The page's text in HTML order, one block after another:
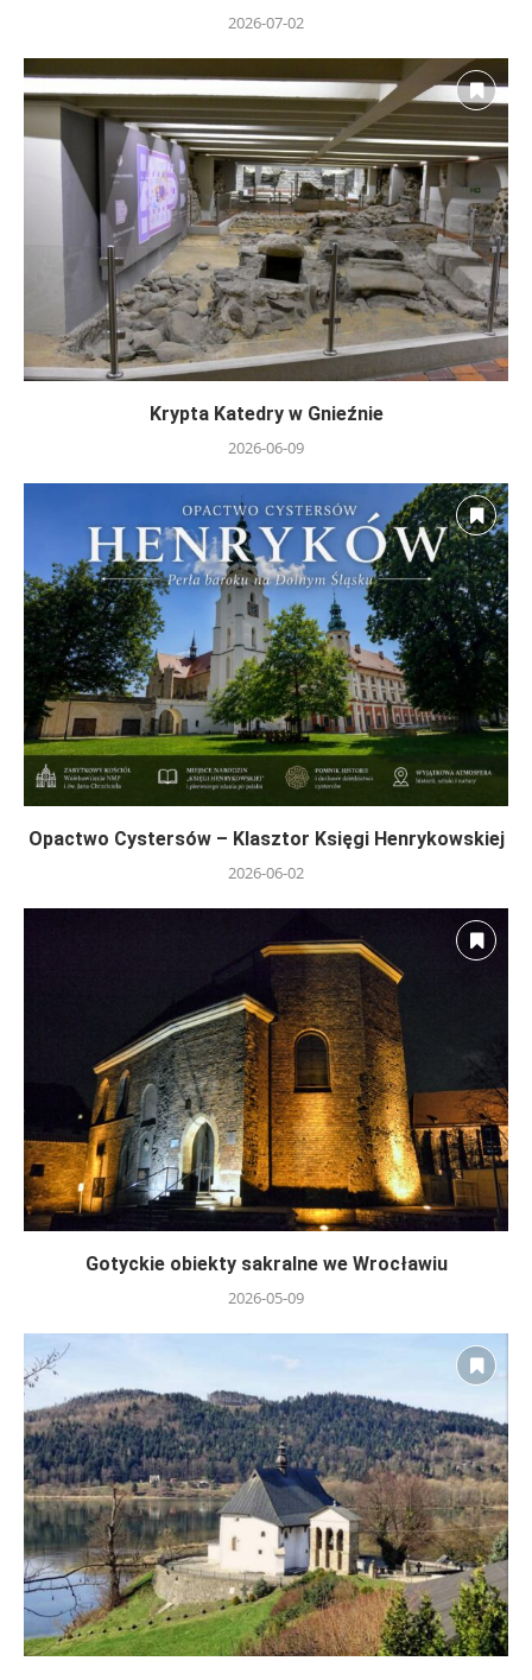
2026-07-02
Krypta Katedry w Gnieźnie
2026-06-09
Opactwo Cystersów – Klasztor Księgi Henrykowskiej
2026-06-02
Gotyckie obiekty sakralne we Wrocławiu
2026-05-09